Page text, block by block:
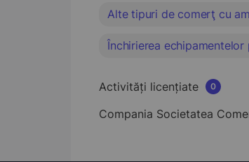
Alte tipuri de comerţ cu
Închirierea
Activități licențiate 0
Compania Societatea